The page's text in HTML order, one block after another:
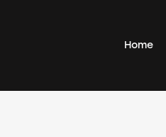
Home